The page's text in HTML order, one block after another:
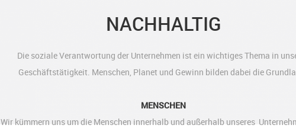
NACHHALTIG
Die soziale Verantwortung der Unternehmen ist ein wichtiges Thema in
Geschäftstätigkeit. Menschen, Planet und Gewinn bilden dabei die
MENSCHEN
Wir kümmern uns um die Menschen innerhalb und außerhalb unseres